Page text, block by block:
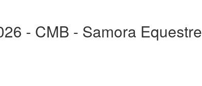
- CMB - Samora Equestre